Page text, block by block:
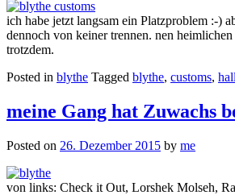
ich habe jetzt langsam ein Platzproblem :-)
dennoch von keiner trennen. nen
trotzdem.
Posted in blythe Tagged blythe, customs,
meine Gang hat Zuwachs
Posted on 26. Dezember 2015 by me
von links: Check it Out, Lorshek Molseh,